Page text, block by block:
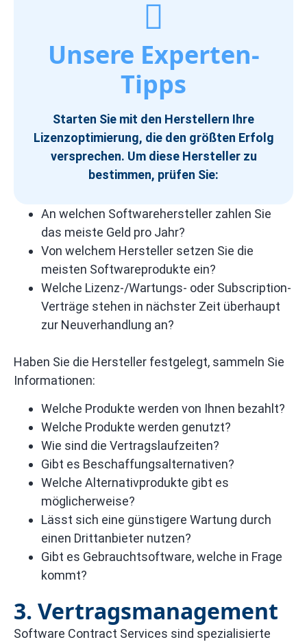
Unsere Experten-
Tipps
Starten Sie mit den Herstellern Ihre
Lizenzoptimierung, die den größten Erfolg
versprechen. Um diese Hersteller zu
bestimmen, prüfen Sie:
An welchen Softwarehersteller zahlen Sie
das meiste Geld pro Jahr?
Von welchem Hersteller setzen Sie die
meisten Softwareprodukte ein?
Welche Lizenz-/Wartungs- oder Subscription-
Verträge stehen in nächster Zeit überhaupt
zur Neuverhandlung an?
Haben Sie die Hersteller festgelegt, sammeln Sie
Informationen:
Welche Produkte werden von Ihnen bezahlt?
Welche Produkte werden genutzt?
Wie sind die Vertragslaufzeiten?
Gibt es Beschaffungsalternativen?
Welche Alternativprodukte gibt es
möglicherweise?
Lässt sich eine günstigere Wartung durch
einen Drittanbieter nutzen?
Gibt es Gebrauchtsoftware, welche in Frage
kommt?
3. Vertragsmanagement
Software Contract Services sind spezialisierte